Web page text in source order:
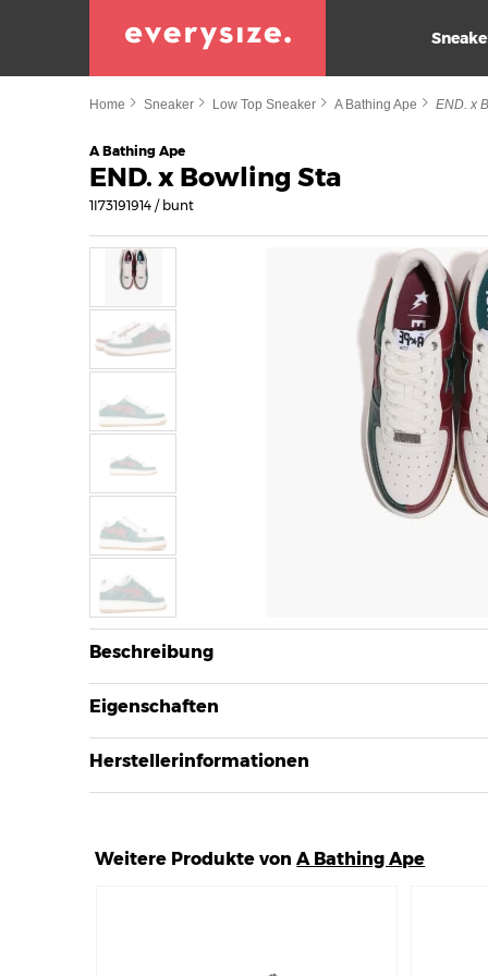
Home Sneaker Low Top Sneaker A Bathing Ape END. x
A Bathing Ape
END. x Bowling Sta
1I73191914 / bunt
Beschreibung
Eigenschaften
Herstellerinformationen
Weitere Produkte vonA Bathing Ape